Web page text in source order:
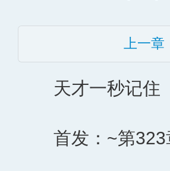
上一章
天才一秒记住
首发：~第323